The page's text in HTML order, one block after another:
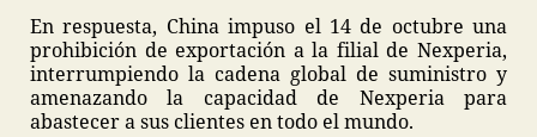
En respuesta, China impuso el 14 de octubre una
prohibición de exportación a la filial de Nexperia,
interrumpiendo la cadena global de suministro y
amenazando la capacidad de Nexperia para
abastecer a sus clientes en todo el mundo.